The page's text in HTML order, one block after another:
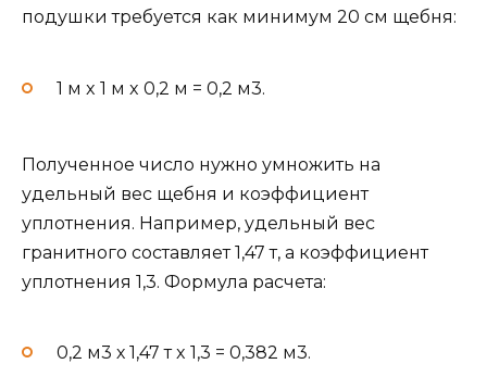
подушки требуется как минимум 20 см щебня:
1 м x 1 м x 0,2 м = 0,2 м3.
Полученное число нужно умножить на
удельный вес щебня и коэффициент
уплотнения. Например, удельный вес
гранитного составляет 1,47 т, а коэффициент
уплотнения 1,3. Формула расчета:
0,2 м3 х 1,47 т x 1,3 = 0,382 м3.